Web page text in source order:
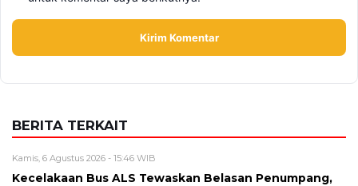
BERITA TERKAIT
Kamis, 6 Agustus 2026 - 15:46 WIB
Kecelakaan Bus ALS Tewaskan Belasan Penumpang,